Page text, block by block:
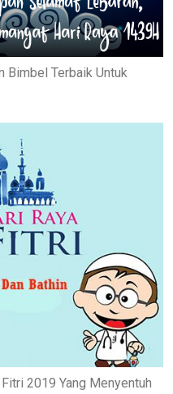
Bimbel Terbaik Untuk
2019 Yang Menyentuh